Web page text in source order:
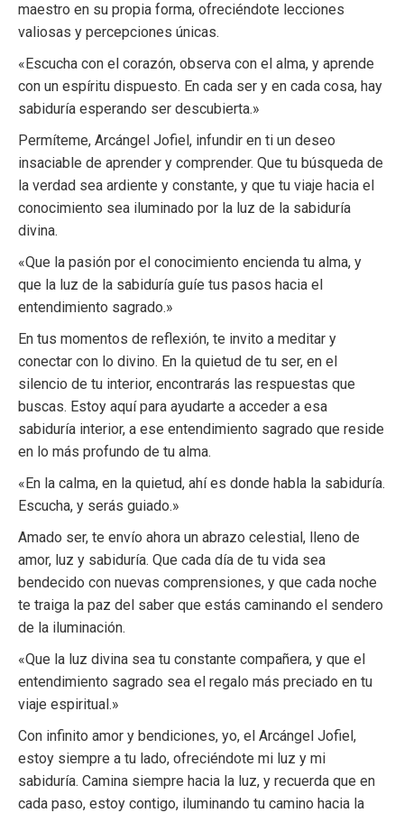
maestro en su propia forma, ofreciéndote lecciones
valiosas y percepciones únicas.
«Escucha con el corazón, observa con el alma, y aprende
con un espíritu dispuesto. En cada ser y en cada cosa, hay
sabiduría esperando ser descubierta.»
Permíteme, Arcángel Jofiel, infundir en ti un deseo
insaciable de aprender y comprender. Que tu búsqueda de
la verdad sea ardiente y constante, y que tu viaje hacia el
conocimiento sea iluminado por la luz de la sabiduría
divina.
«Que la pasión por el conocimiento encienda tu alma, y
que la luz de la sabiduría guíe tus pasos hacia el
entendimiento sagrado.»
En tus momentos de reflexión, te invito a meditar y
conectar con lo divino. En la quietud de tu ser, en el
silencio de tu interior, encontrarás las respuestas que
buscas. Estoy aquí para ayudarte a acceder a esa
sabiduría interior, a ese entendimiento sagrado que reside
en lo más profundo de tu alma.
«En la calma, en la quietud, ahí es donde habla la sabiduría.
Escucha, y serás guiado.»
Amado ser, te envío ahora un abrazo celestial, lleno de
amor, luz y sabiduría. Que cada día de tu vida sea
bendecido con nuevas comprensiones, y que cada noche
te traiga la paz del saber que estás caminando el sendero
de la iluminación.
«Que la luz divina sea tu constante compañera, y que el
entendimiento sagrado sea el regalo más preciado en tu
viaje espiritual.»
Con infinito amor y bendiciones, yo, el Arcángel Jofiel,
estoy siempre a tu lado, ofreciéndote mi luz y mi
sabiduría. Camina siempre hacia la luz, y recuerda que en
cada paso, estoy contigo, iluminando tu camino hacia la